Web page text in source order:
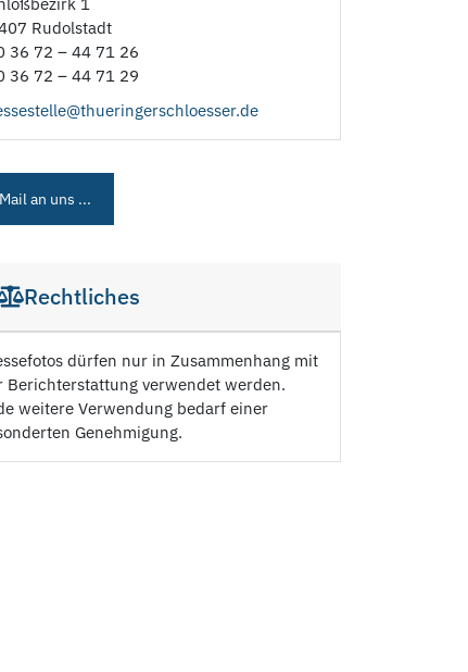
Rudolstadt
36 72 – 44 71 26
36 72 – 44 71 29
an uns ...
Rechtliches
dürfen nur in Zusammenhang mit
Berichterstattung verwendet werden.
weitere Verwendung bedarf einer
Genehmigung.